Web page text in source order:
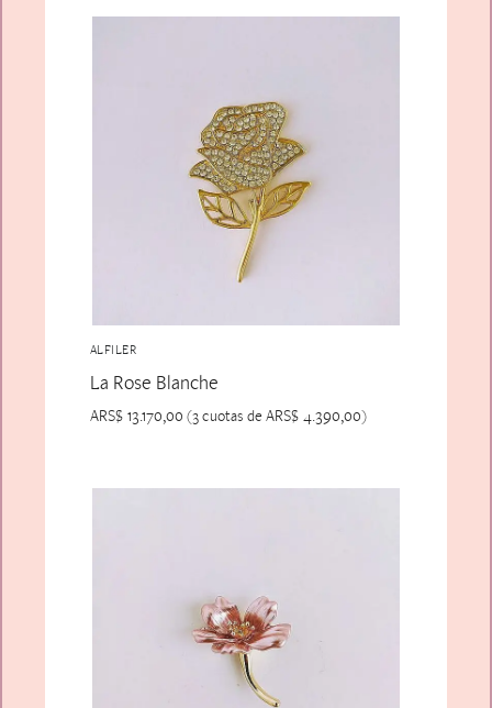
ALFILER
La Rose Blanche
ARS$13.170,00 (3 cuotas de ARS$4.390,00)